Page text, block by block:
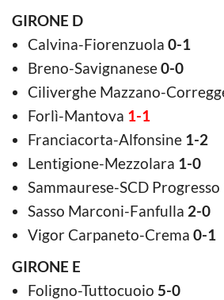
GIRONE D
Calvina-Fiorenzuola 0-1
Breno-Savignanese0-0
Ciliverghe Mazzano-
Forlì-Mantova 1-1
Franciacorta-Alfonsine 1-2
Lentigione-Mezzolara 1-0
Sammaurese-SCD Progresso
Sasso Marconi-Fanfulla 2-0
Vigor Carpaneto-Crema 0-1
GIRONE E
Foligno-Tuttocuoio 5-0